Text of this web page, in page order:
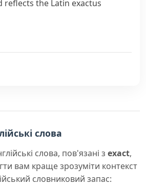
reflects the Latin exactus
слова
слова, пов'язані з exact,
вам краще зрозуміти контекст
словниковий запас: